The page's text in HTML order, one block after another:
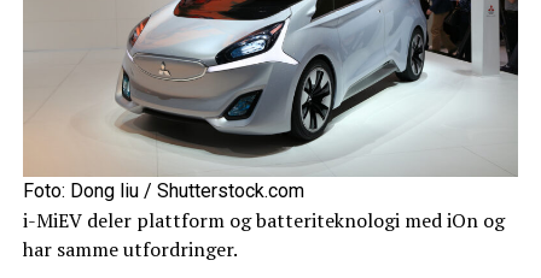
Foto: Dong liu / Shutterstock.com
i-MiEV deler plattform og batteriteknologi med iOn og
har samme utfordringer.